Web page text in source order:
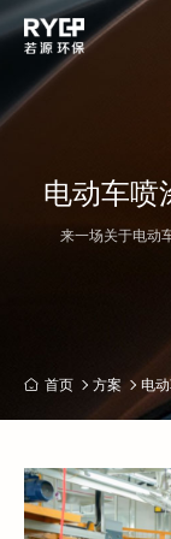
电动车喷
来一场关于电动
首页 方案 电